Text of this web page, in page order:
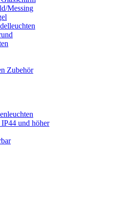
Messing
Zubehör
und höher